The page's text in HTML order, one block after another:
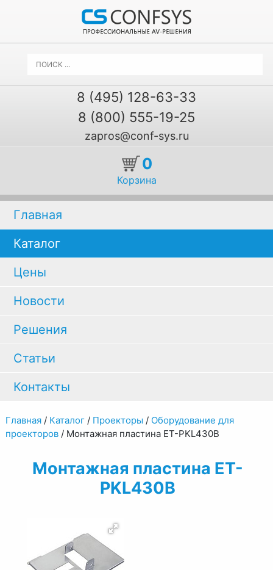
8 (495) 128-63-33
8 (800) 555-19-25
zapros@conf-sys.ru
0
Корзина
Главная
Каталог
Цены
Новости
Решения
Статьи
Контакты
Главная/ Каталог/ Проекторы / Оборудование для
проекторов/ Монтажная пластина ET-PKL430B
Монтажная пластина ET-
PKL430B